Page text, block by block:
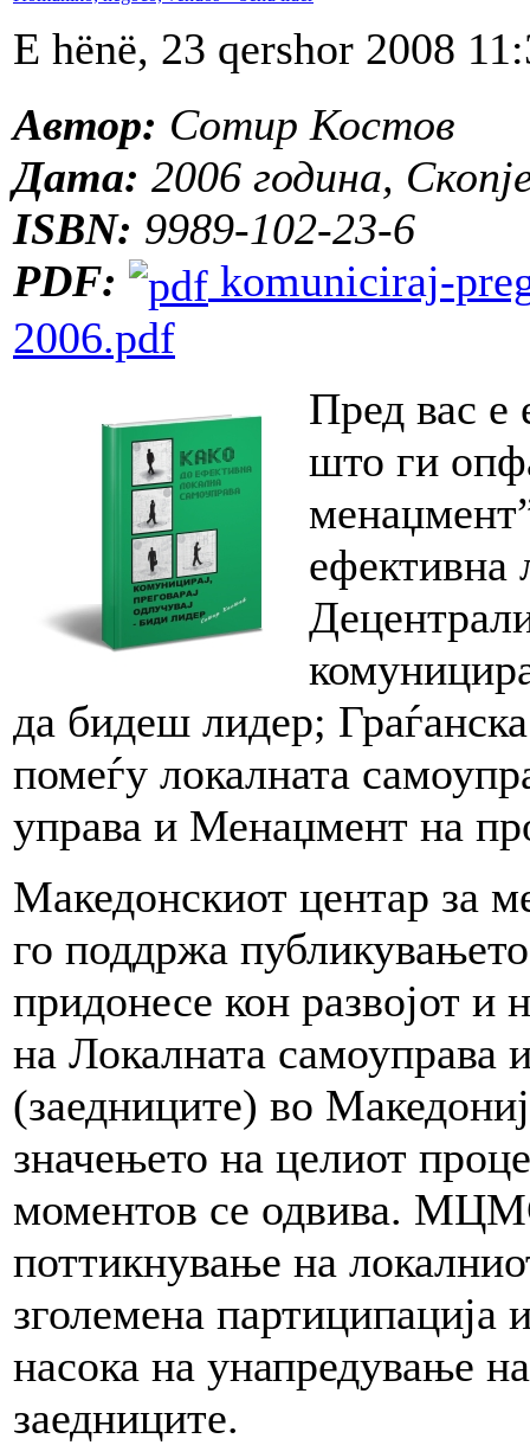
E hënë, 23 qershor 2008
Автор: Сотир Костов
Дата: 2006 година,
ISBN: 9989-102-23-6
PDF:
komuniciraj-
2006.pdf
Пред вас е
што ги
ефективна
да бидеш лидер;
помеѓу локалната
управа и Менаџмент на
Македонскиот центар за
го поддржа
придонесе кон развојот и
на Локалната самоуправа
(заедниците) во
значењето на целиот
моментов се одвива.
поттикнување на
зголемена партиципација
насока на унапредување
заедниците.